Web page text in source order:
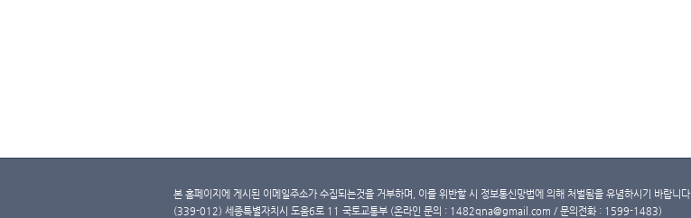
본 홈페이지에 게시된 이메일주소가 수집되는것을 거부하며, 이를 위반할 시 정보통신망법에 의해 처벌됨을 유념하시기 바랍니다.
(339-012) 세종특별자치시 도움6로 11 국토교통부 (온라인 문의 : 1482qna@gmail.com / 문의전화 : 1599-1483)